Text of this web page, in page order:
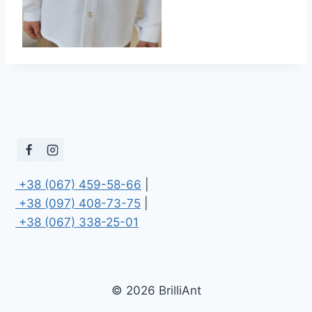
+38 (067) 459-58-66
+38 (097) 408-73-75
+38 (067) 338-25-01
© 2026 BrilliAnt